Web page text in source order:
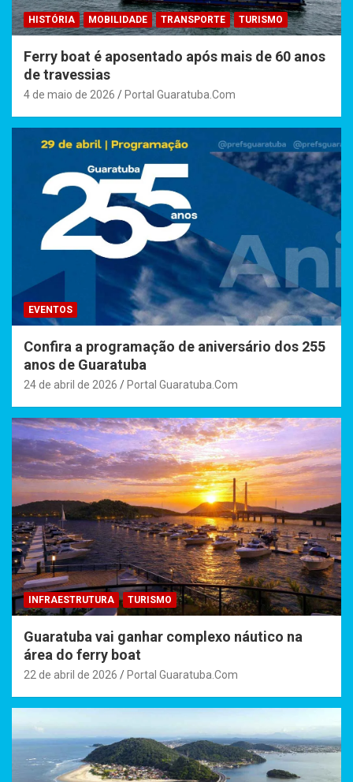
HISTÓRIA MOBILIDADE TRANSPORTE TURISMO
Ferry boat é aposentado após mais de 60 anos
de travessias
4 de maio de 2026 Portal Guaratuba.Com
EVENTOS
Confira a programação de aniversário dos 255
anos de Guaratuba
24 de abril de 2026 Portal Guaratuba.Com
INFRAESTRUTURA TURISMO
Guaratuba vai ganhar complexo náutico na
área do ferry boat
22 de abril de 2026 Portal Guaratuba.Com